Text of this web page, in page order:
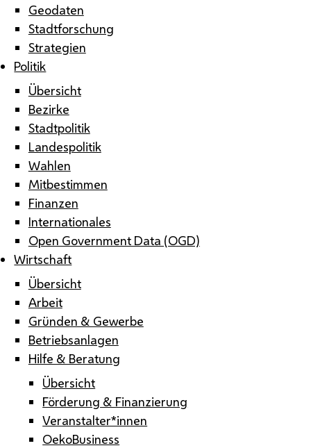
Geodaten
Stadtforschung
Strategien
Politik
Übersicht
Bezirke
Stadtpolitik
Landespolitik
Wahlen
Mitbestimmen
Finanzen
Internationales
Open Government Data (OGD)
Wirtschaft
Übersicht
Arbeit
Gründen & Gewerbe
Betriebsanlagen
Hilfe & Beratung
Übersicht
Förderung & Finanzierung
Veranstalter*innen
OekoBusiness